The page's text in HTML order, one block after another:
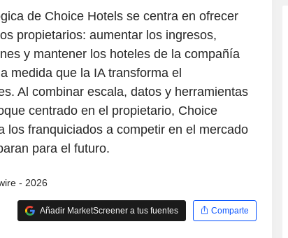
de Choice Hotels se centra en ofrecer
propietarios: aumentar los ingresos,
y mantener los hoteles de la compañía
medida que la IA transforma el
Al combinar escala, datos y herramientas
centrado en el propietario, Choice
los franquiciados a competir en el mercado
para el futuro.
- 2026
Añadir MarketScreener a tus fuentes Comparte